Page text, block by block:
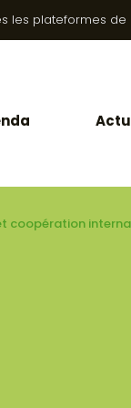
les plateformes
coopération